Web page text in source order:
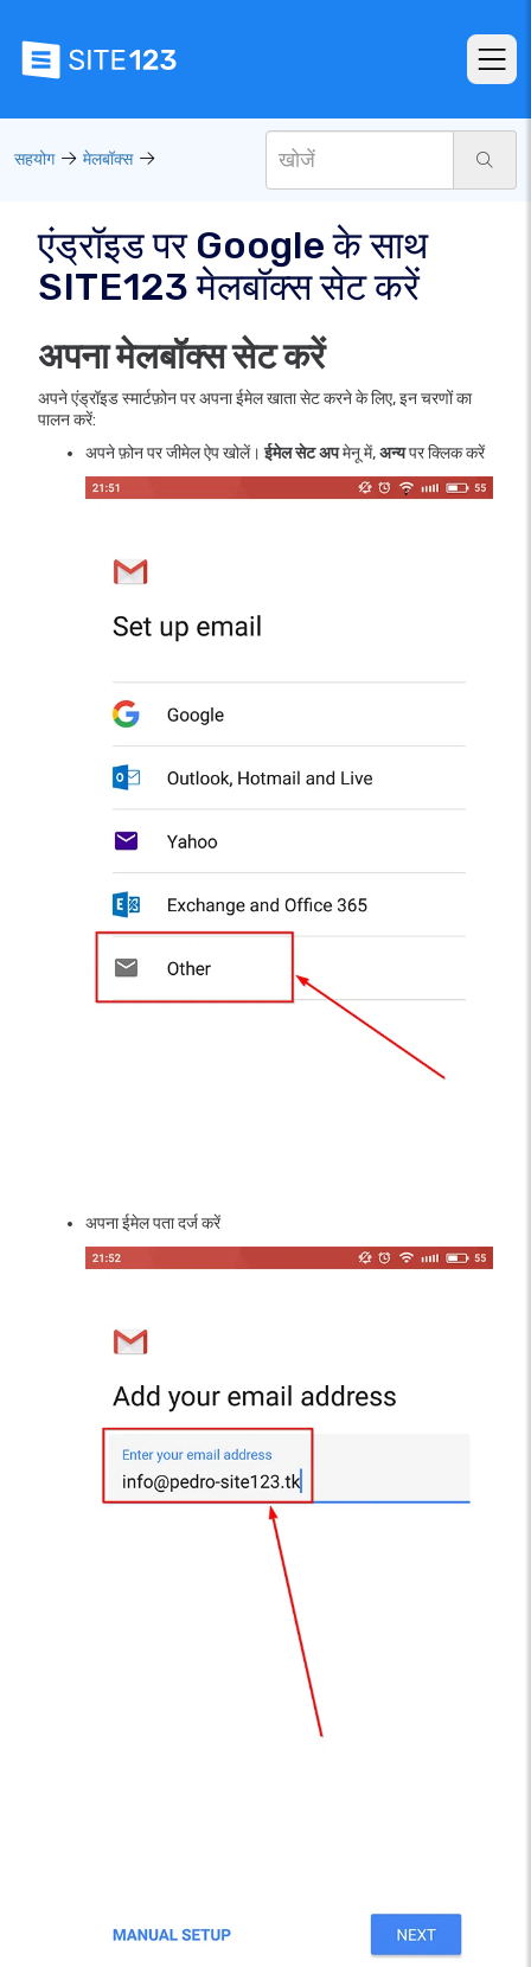
सहयोग मेलबॉक्स
एंड्रॉइड पर Google के साथ
SITE123 मेलबॉक्स सेट करें
अपना मेलबॉक्स सेट करें
अपने एंड्रॉइड स्मार्टफ़ोन पर अपना ईमेल खाता सेट करने के लिए, इन चरणों का
पालन करें:
अपने फ़ोन पर जीमेल ऐप खोलें।ईमेल सेट अपमेनू में,अन्यपर क्लिक करें
अपना ईमेल पता दर्ज करें